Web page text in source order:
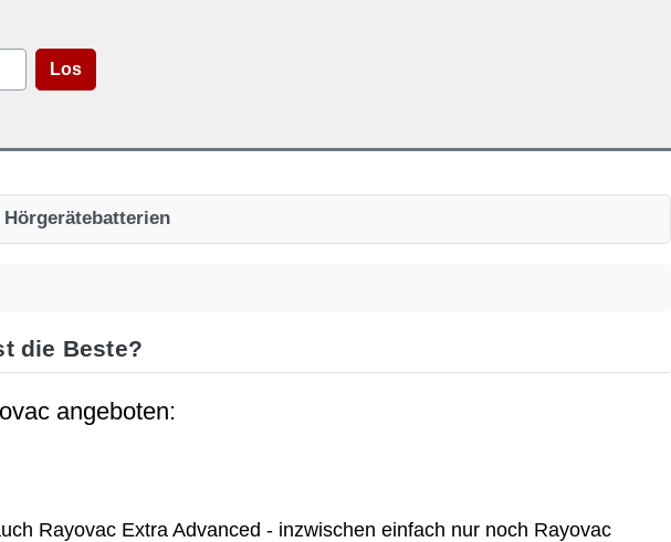
Los
Hörgerätebatterien
die Beste?
angeboten:
Rayovac Extra Advanced - inzwischen einfach nur noch Rayovac